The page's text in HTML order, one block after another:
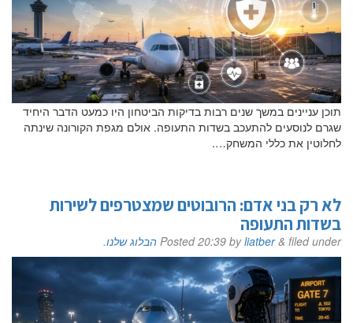
תוכן עניינים במשך שנים רבות בדיקות הביטחון היו כמעט הדבר היחיד
שגרם לנוסעים להתעכב בשדות התעופה. אולם מגפת הקורונה שינתה
לחלוטין את כללי המשחק….
לא רק בני אדם: הרובוטים שמצטרפים לשירות
בשדות התעופה
Posted20:39 byliatber & filed under הבלוג שלנו.